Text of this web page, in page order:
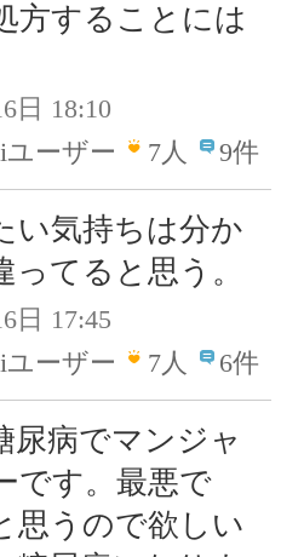
方することには
日 18:10
ユーザー
7人 9件
い気持ちは分か
ってると思う。
日 17:45
ユーザー
7人 6件
尿病でマンジャ
です。最悪で
思うので欲しい